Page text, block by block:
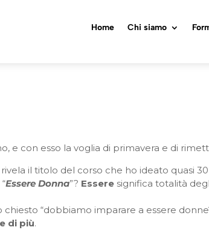
Home Chi siamo
e con esso la voglia di primavera e di
il titolo del corso che ho ideato quasi 30
Essere Donna”? Esseresignifica totalità
“dobbiamo imparare a essere
di più.